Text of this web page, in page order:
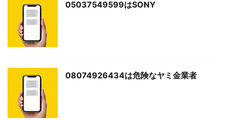
05037549599はSONY
08074926434は危険なヤミ金業者